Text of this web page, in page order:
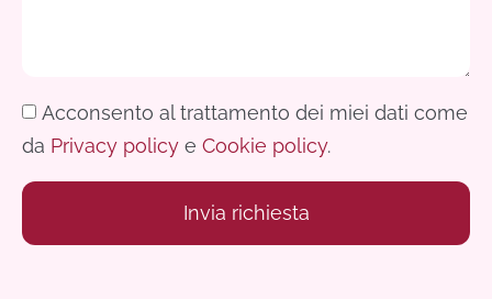
Acconsento al trattamento dei miei dati come
da Privacy policy e Cookie policy.
Invia richiesta